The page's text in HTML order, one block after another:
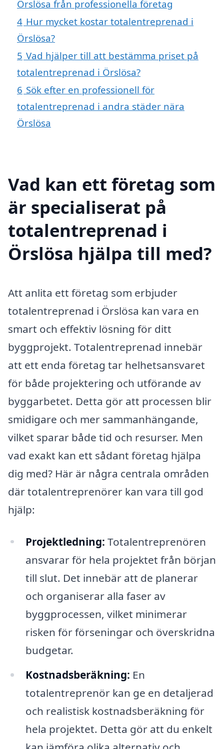
Örslösa från professionella företag
4 Hur mycket kostar totalentreprenad i
Örslösa?
5 Vad hjälper till att bestämma priset på
totalentreprenad i Örslösa?
6 Sök efter en professionell för
totalentreprenad i andra städer nära
Örslösa
Vad kan ett företag som
är specialiserat på
totalentreprenad i
Örslösa hjälpa till med?
Att anlita ett företag som erbjuder
totalentreprenad i Örslösa kan vara en
smart och effektiv lösning för ditt
byggprojekt. Totalentreprenad innebär
att ett enda företag tar helhetsansvaret
för både projektering och utförande av
byggarbetet. Detta gör att processen blir
smidigare och mer sammanhängande,
vilket sparar både tid och resurser. Men
vad exakt kan ett sådant företag hjälpa
dig med? Här är några centrala områden
där totalentreprenörer kan vara till god
hjälp:
Projektledning: Totalentreprenören
ansvarar för hela projektet från början
till slut. Det innebär att de planerar
och organiserar alla faser av
byggprocessen, vilket minimerar
risken för förseningar och överskridna
budgetar.
Kostnadsberäkning: En
totalentreprenör kan ge en detaljerad
och realistisk kostnadsberäkning för
hela projektet. Detta gör att du enkelt